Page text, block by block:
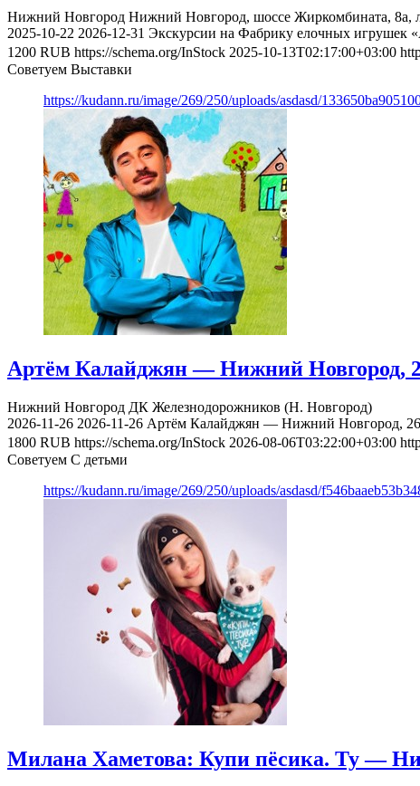
Нижний Новгород Нижний Новгород, шоссе Жиркомбината, 8а,
2025-10-22 2026-12-31 Экскурсии на Фабрику елочных игрушек
1200 RUB https://schema.org/InStock 2025-10-13T02:17:00+03:00
Советуем Выставки
https://kudann.ru/image/269/250/uploads/asdasd/
Артём Калайджян — Нижний Новгород,
Нижний Новгород ДК Железнодорожников (Н. Новгород)
2026-11-26 2026-11-26 Артём Калайджян — Нижний Новгород, 26
1800 RUB https://schema.org/InStock 2026-08-06T03:22:00+03:00
Советуем С детьми
https://kudann.ru/image/269/250/uploads/asdasd/
Милана Хаметова: Купи пёсика. Ту —